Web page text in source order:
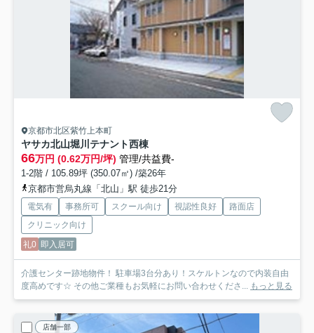
京都市北区紫竹上本町
ヤサカ北山堀川テナント西棟
66万円 (0.62万円/坪) 管理/共益費-
1-2階 / 105.89坪 (350.07㎡) /築26年
京都市営烏丸線「北山」駅 徒歩21分
電気有 事務所可 スクール向け 視認性良好
路面店
クリニック向け
礼0 即入居可
介護センター跡地物件！ 駐車場3台分あり！スケルトンなので内装自由
度高めです☆ その他ご業種もお気軽にお問い合わせくださ... もっと見る
店舗一部